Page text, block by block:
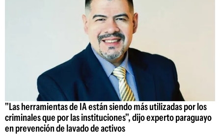
"Las herramientas de IA están siendo más utilizadas por los
criminales que por las instituciones", dijo experto paraguayo
en prevención de lavado de activos